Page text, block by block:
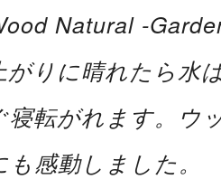
Natural -
がりに晴れたら水
寝転がれます。ウ
感動しました。